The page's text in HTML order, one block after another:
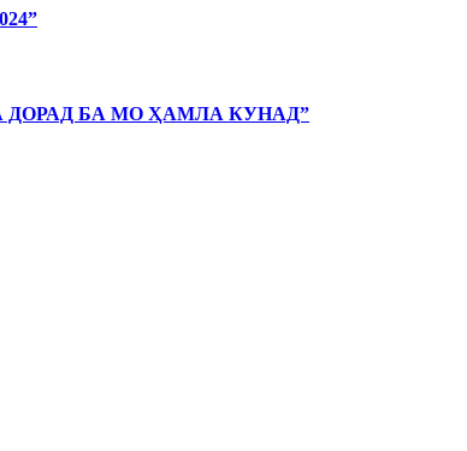
ДОРАД БА МО ҲАМЛА КУНАД”